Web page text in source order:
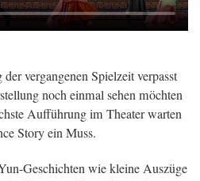
vergangenen Spielzeit verpasst
noch einmal sehen möchten
Aufführung im Theater warten
Story ein Muss.
Geschichten wie kleine Auszüge